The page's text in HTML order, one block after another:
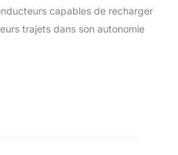
capables de recharger
trajets dans son autonomie